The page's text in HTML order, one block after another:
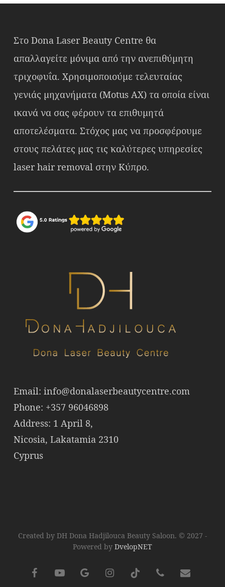
Email: info@donalaserbeautycentre.com
Phone: +357 96046898
Address: 1 April 8,
Nicosia, Lakatamia 2310
Cyprus
Created by DH Dona Hadjilouca Beauty Saloon. © 2027 -
Powered by DvelopNET
facebookyoutubegoogle-
instagram
tiktok phone email